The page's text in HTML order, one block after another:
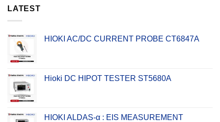
LATEST
HIOKI AC/DC CURRENT PROBE CT6847A
Hioki DC HIPOT TESTER ST5680A
HIOKI ALDAS-α : EIS MEASUREMENT